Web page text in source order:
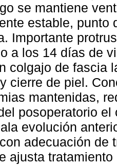
se mantiene
estable, punto
Importante
a los 14 días de
colgajo de fascia
cierre de piel.
mantenidas,
posoperatorio
evolución
adecuación de
ajusta